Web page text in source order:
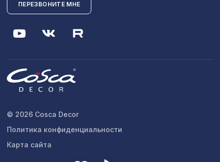
ПЕРЕЗВОНИТЕ МНЕ
© 2026 Cosca Decor
Политика конфиденциальности
Карта сайта